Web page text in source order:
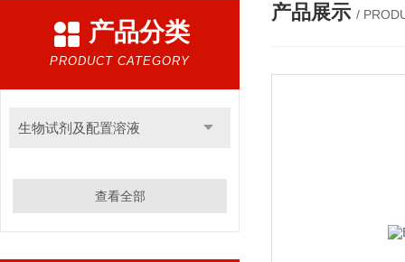
产品分类
PRODUCT CATEGORY
生物试剂及配置溶液
查看全部
产品展示 /